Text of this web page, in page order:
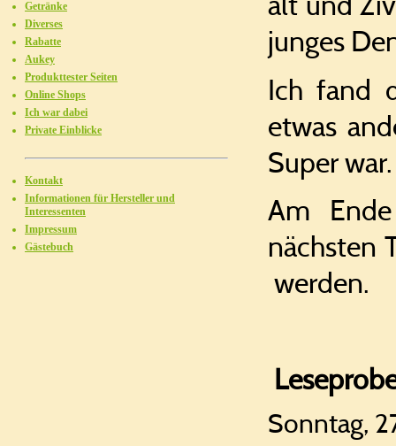
junges
Ich fand
etwas
Super war.
Am
nächsten
werden.
Sonntag,
Getränke
Diverses
Rabatte
Aukey
Produkttester Seiten
Online Shops
Ich war dabei
Private Einblicke
Kontakt
Informationen für Hersteller und
Interessenten
Impressum
Gästebuch